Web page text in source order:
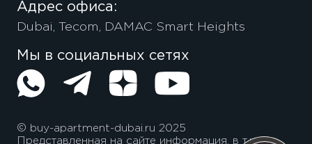
Адрес офиса:
Dubai, Tecom, DAMAC Smart Heights
Мы в социальных сетях
© buy-apartment-dubai.ru 2025
Представленная на сайте информация, в т.ч.